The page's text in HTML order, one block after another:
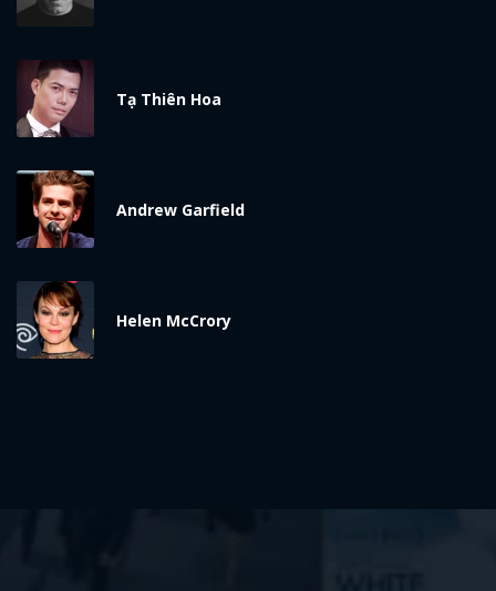
ĐĂNG NHẬP
Tạ Thiên Hoa
Andrew Garfield
Helen McCrory